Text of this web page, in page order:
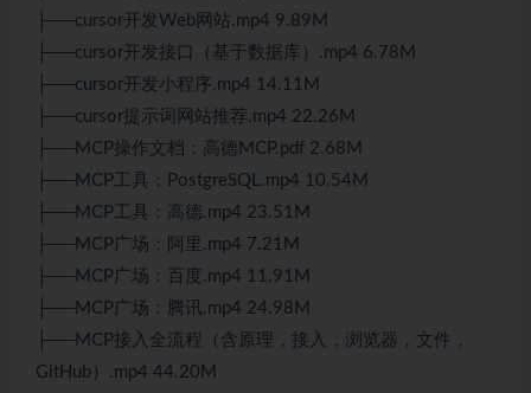
├──cursor开发Web网站.mp4 9.89M
├──cursor开发接口（基于数据库）.mp4 6.78M
├──cursor开发小程序.mp4 14.11M
├──cursor提示词网站推荐.mp4 22.26M
├──MCP操作文档：高德MCP.pdf 2.68M
├──MCP工具：PostgreSQL.mp4 10.54M
├──MCP工具：高德.mp4 23.51M
├──MCP广场：阿里.mp4 7.21M
├──MCP广场：百度.mp4 11.91M
├──MCP广场：腾讯.mp4 24.98M
├──MCP接入全流程（含原理，接入，浏览器，文件，
GitHub）.mp4 44.20M